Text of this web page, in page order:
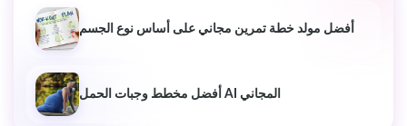
أفضل مولد خطة تمرين مجاني على أساس نوع الجسم
أفضل مخطط وجبات الحمل AI المجاني